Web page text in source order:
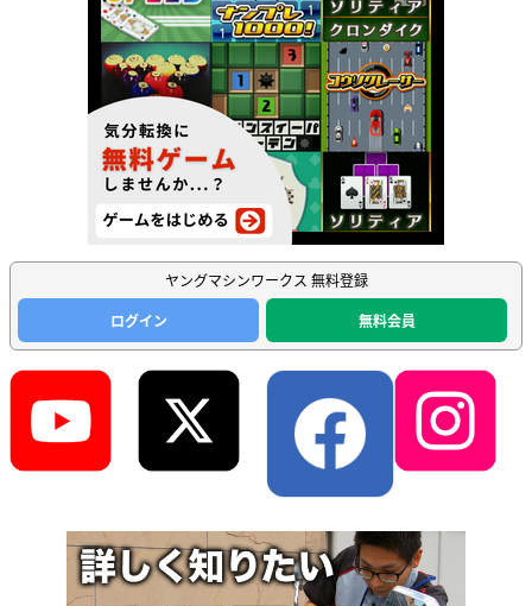
ヤングマシンワークス 無料登録
ログイン
無料会員